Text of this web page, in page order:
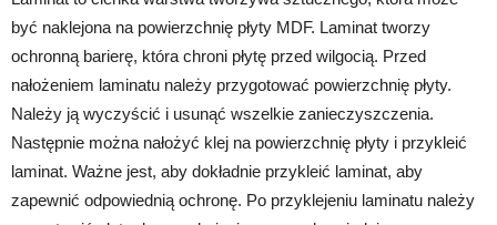
być naklejona na powierzchnię płyty MDF. Laminat tworzy
ochronną barierę, która chroni płytę przed wilgocią. Przed
nałożeniem laminatu należy przygotować powierzchnię płyty.
Należy ją wyczyścić i usunąć wszelkie zanieczyszczenia.
Następnie można nałożyć klej na powierzchnię płyty i przykleić
laminat. Ważne jest, aby dokładnie przykleić laminat, aby
zapewnić odpowiednią ochronę. Po przyklejeniu laminatu należy